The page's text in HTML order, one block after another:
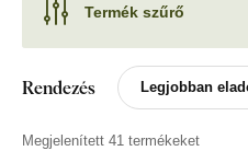
Termék szűrő
Rendezés
Megjelenített 41 termékeket